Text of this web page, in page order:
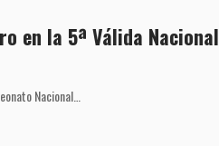
en la 5ª Válida Nacional
Nacional…